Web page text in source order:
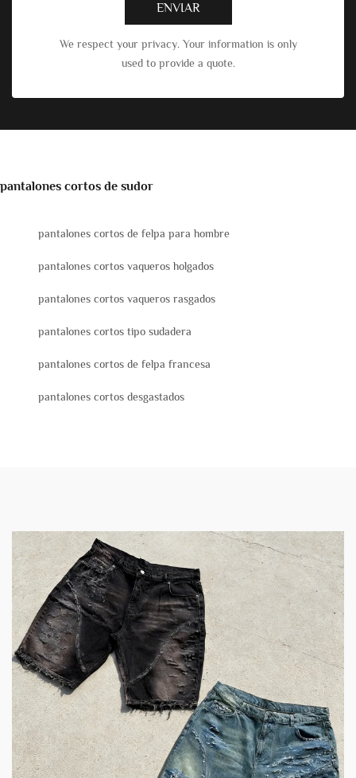
ENVIAR
We respect your privacy. Your information is only
used to provide a quote.
pantalones cortos de sudor
pantalones cortos de felpa para hombre
pantalones cortos vaqueros holgados
pantalones cortos vaqueros rasgados
pantalones cortos tipo sudadera
pantalones cortos de felpa francesa
pantalones cortos desgastados